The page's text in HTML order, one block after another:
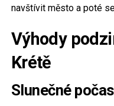
navštívit město a poté
Výhody
Krétě
Slunečné